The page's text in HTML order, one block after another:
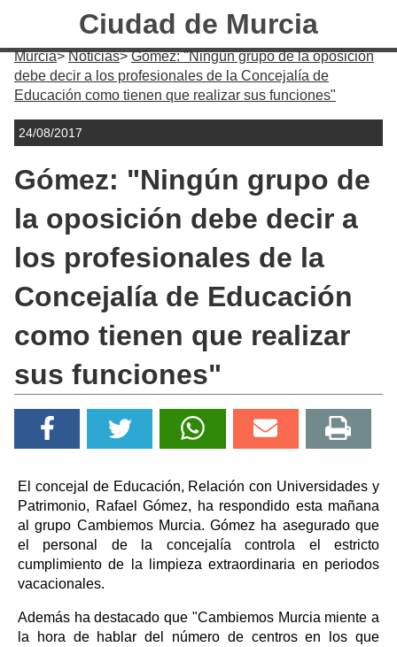
Ciudad de Murcia
Murcia Noticias
Gómez: "Ningún grupo de la oposición
debe decir a los profesionales de la Concejalía de
Educación como tienen que realizar sus funciones"
24/08/2017
Gómez: "Ningún grupo de
la oposición debe decir a
los profesionales de la
Concejalía de Educación
como tienen que realizar
sus funciones"
El concejal de Educación, Relación con Universidades y
Patrimonio, Rafael Gómez, ha respondido esta mañana
al grupo Cambiemos Murcia. Gómez ha asegurado que
el personal de la concejalía controla el estricto
cumplimiento de la limpieza extraordinaria en periodos
vacacionales.
Además ha destacado que "Cambiemos Murcia miente a
la hora de hablar del número de centros en los que